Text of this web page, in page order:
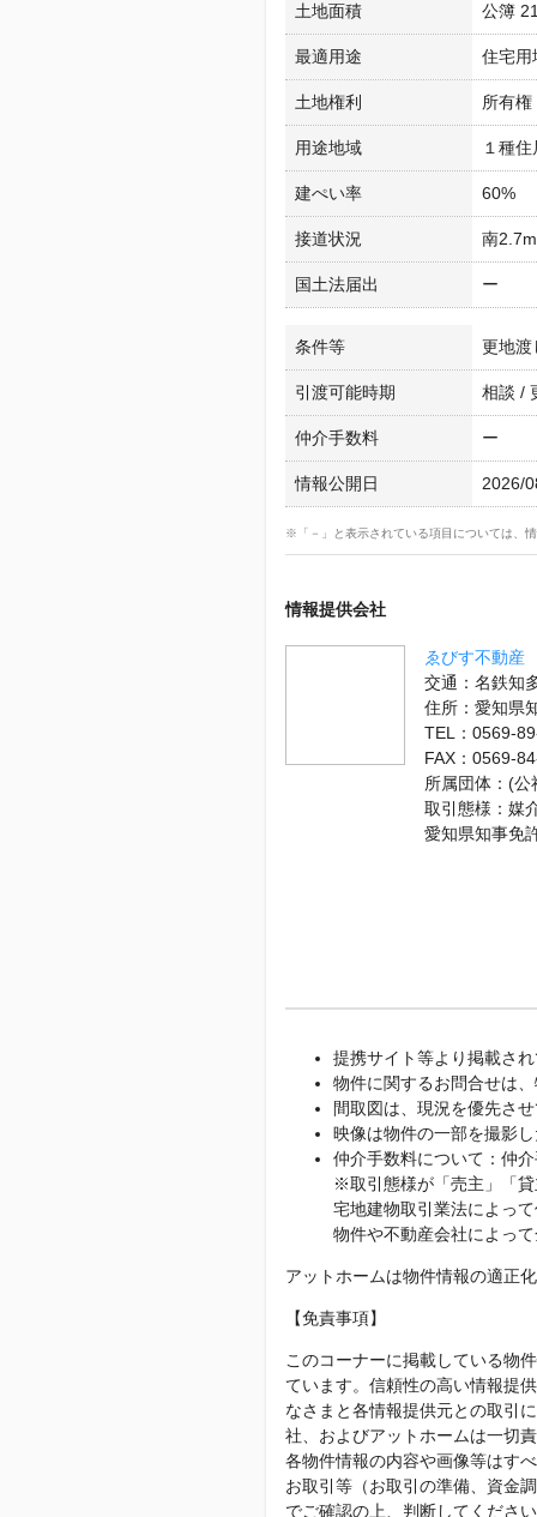
土地面積 公簿
最適用途 住宅用
土地権利 所有権
用途地域 １種住
建ぺい率 60%
接道状況 南
国土法届出 ー
条件等 更地渡
引渡可能時期 相談 /
仲介手数料 ー
情報公開日 2026/
※「－」と表示されている項目については、
情報提供会社
ゑびす不動産
交通：名鉄知
住所：愛知県
TEL：0569-
FAX：0569-
所属団体：(
取引態様：媒
愛知県知事免
提携サイト等より掲載さ
物件に関するお問合せは
間取図は、現況を優先さ
映像は物件の一部を撮影
仲介手数料について：仲
※取引態様が「売主」「
宅地建物取引業法によっ
物件や不動産会社によっ
アットホームは物件情報の適正
【免責事項】
このコーナーに掲載している物
ています。信頼性の高い情報提
なさまと各情報提供元との取引
社、およびアットホームは一切
各物件情報の内容や画像等はす
お取引等（お取引の準備、資金
でご確認の上、判断してくださ